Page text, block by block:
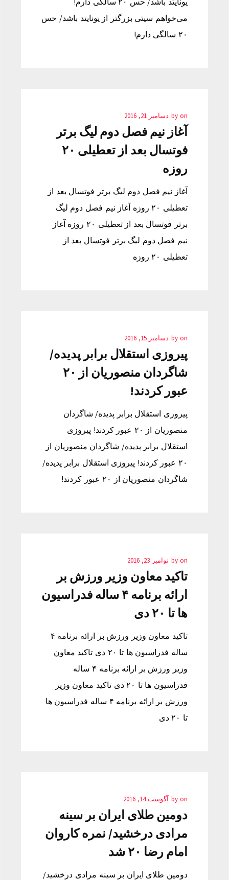
می‌خواهم سیتی بزرگتر از یونایتد باشد/ حس
۲۰ سالگی دارم!
by on دسامبر 21, 2016
آغاز نیم فصل دوم لیگ برتر
فوتسال بعد از تعطیلی ۲۰
روزه
آغاز نیم فصل دوم لیگ برتر فوتسال بعد از
تعطیلی ۲۰ روزه آغاز نیم فصل دوم لیگ
برتر فوتسال بعد از تعطیلی ۲۰ روزه آغاز
نیم فصل دوم لیگ برتر فوتسال بعد از
تعطیلی ۲۰ روزه
by on دسامبر 15, 2016
پیروزی استقلال برابر پدیده/
شاگردان منصوریان از ۲۰
عبور کردند!
پیروزی استقلال برابر پدیده/ شاگردان
منصوریان از ۲۰ عبور کردند! پیروزی
استقلال برابر پدیده/ شاگردان منصوریان از
۲۰ عبور کردند! پیروزی استقلال برابر پدیده/
شاگردان منصوریان از ۲۰ عبور کردند!
by on نوامبر 23, 2016
تاکید معاون وزیر ورزش بر
ارائه برنامه ۴ ساله فدراسیون
ها تا ۲۰ دی
تاکید معاون وزیر ورزش بر ارائه برنامه ۴
ساله فدراسیون ها تا ۲۰ دی تاکید معاون
وزیر ورزش بر ارائه برنامه ۴ ساله
فدراسیون ها تا ۲۰ دی تاکید معاون وزیر
ورزش بر ارائه برنامه ۴ ساله فدراسیون ها
تا ۲۰ دی
by on آگوست 14, 2016
دومین طلای ایران بر سینه
مرادی درخشید/ نمره کاروان
امام رضا ۲۰ شد
دومین طلای ایران بر سینه مرادی درخشید/